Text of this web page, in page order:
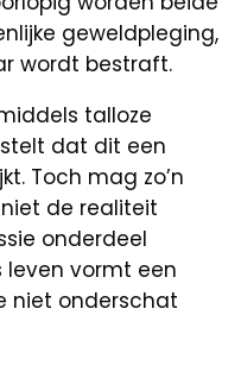
geweldpleging,
wordt bestraft.
talloze
dat dit een
Toch mag zo’n
de realiteit
onderdeel
vormt een
niet onderschat